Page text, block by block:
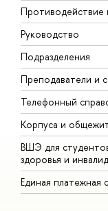
Противодействие
Руководство
Подразделения
Преподаватели и
Телефонный
Корпуса и
ВШЭ для
здоровья и
Единая платежная